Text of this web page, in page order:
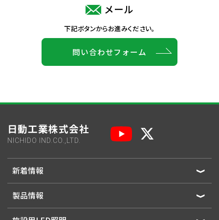
メール
下記ボタンからお進みください。
問い合わせフォーム
日動工業株式会社
NICHIDO IND.CO.,LTD.
新着情報
製品情報